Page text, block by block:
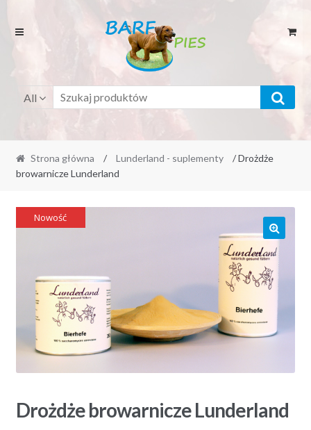
Przejdź
Przejdź
All
Strona główna / Lunderland - suplementy
/ Drożdże
browarnicze Lunderland
Nowość
Drożdże browarnicze Lunderland